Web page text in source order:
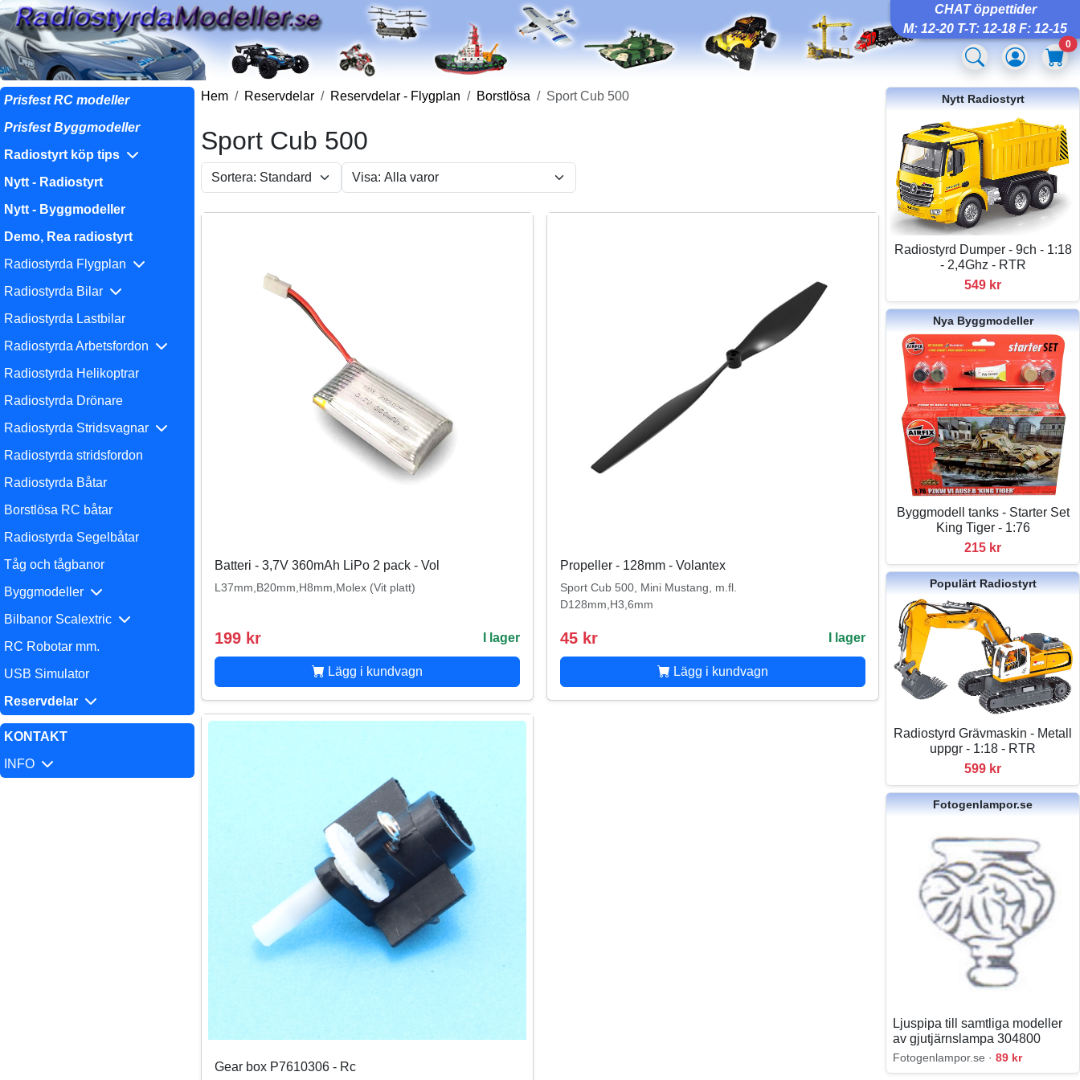
CHAT öppettider
M: 12-20 T-T: 12-18 F: 12-15
0
Prisfest RC modeller
Prisfest Byggmodeller
Radiostyrt köp tips
Nytt - Radiostyrt
Nytt - Byggmodeller
Demo, Rea radiostyrt
Radiostyrda Flygplan
Radiostyrda Bilar
Radiostyrda Lastbilar
Radiostyrda Arbetsfordon
Radiostyrda Helikoptrar
Radiostyrda Drönare
Radiostyrda Stridsvagnar
Radiostyrda stridsfordon
Radiostyrda Båtar
Borstlösa RC båtar
Radiostyrda Segelbåtar
Tåg och tågbanor
Byggmodeller
Bilbanor Scalextric
RC Robotar mm.
USB Simulator
Reservdelar
KONTAKT
INFO
Hem Reservdelar Reservdelar - Flygplan Borstlösa Sport Cub 500
Sport Cub 500
Batteri - 3,7V 360mAh LiPo 2 pack - Vol
L37mm,B20mm,H8mm,Molex (Vit platt)
199 kr I lager
Lägg i kundvagn
Propeller - 128mm - Volantex
Sport Cub 500, Mini Mustang, m.fl.
D128mm,H3,6mm
45 kr I lager
Lägg i kundvagn
Gear box P7610306 - Rc
Nytt Radiostyrt
Radiostyrd Dumper - 9ch - 1:18
- 2,4Ghz - RTR
549 kr
Nya Byggmodeller
Byggmodell tanks - Starter Set
King Tiger - 1:76
215 kr
Populärt Radiostyrt
Radiostyrd Grävmaskin - Metall
uppgr - 1:18 - RTR
599 kr
Fotogenlampor.se
Ljuspipa till samtliga modeller
av gjutjärnslampa 304800
Fotogenlampor.se ·89 kr